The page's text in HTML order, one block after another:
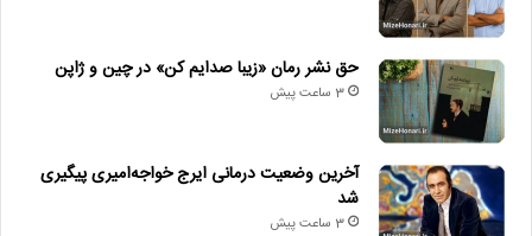
حق نشر رمان «زیبا صدایم کن» در چین و ژاپن
3 ساعت پیش
آخرین وضعیت درمانی ایرج خواجه‌امیری پیگیری
شد
3 ساعت پیش